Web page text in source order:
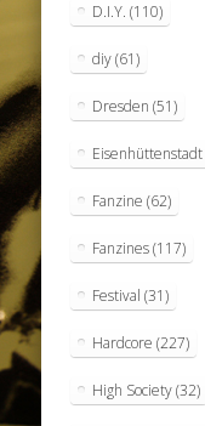
D.I.Y. (110)
diy(61)
Dresden (51)
Eisenhüttenstadt
Fanzine (62)
Fanzines(117)
Festival (31)
Hardcore (227)
High Society(32)